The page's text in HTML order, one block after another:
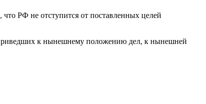
РФ не отступится от поставленных целей
приведших к нынешнему положению дел, к нынешней